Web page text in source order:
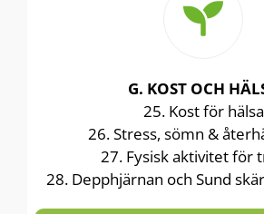
G. KOST OCH
25. Kost för hälsa
26. Stress, sömn &
27. Fysisk aktivitet för
28. Depphjärnan och Sund